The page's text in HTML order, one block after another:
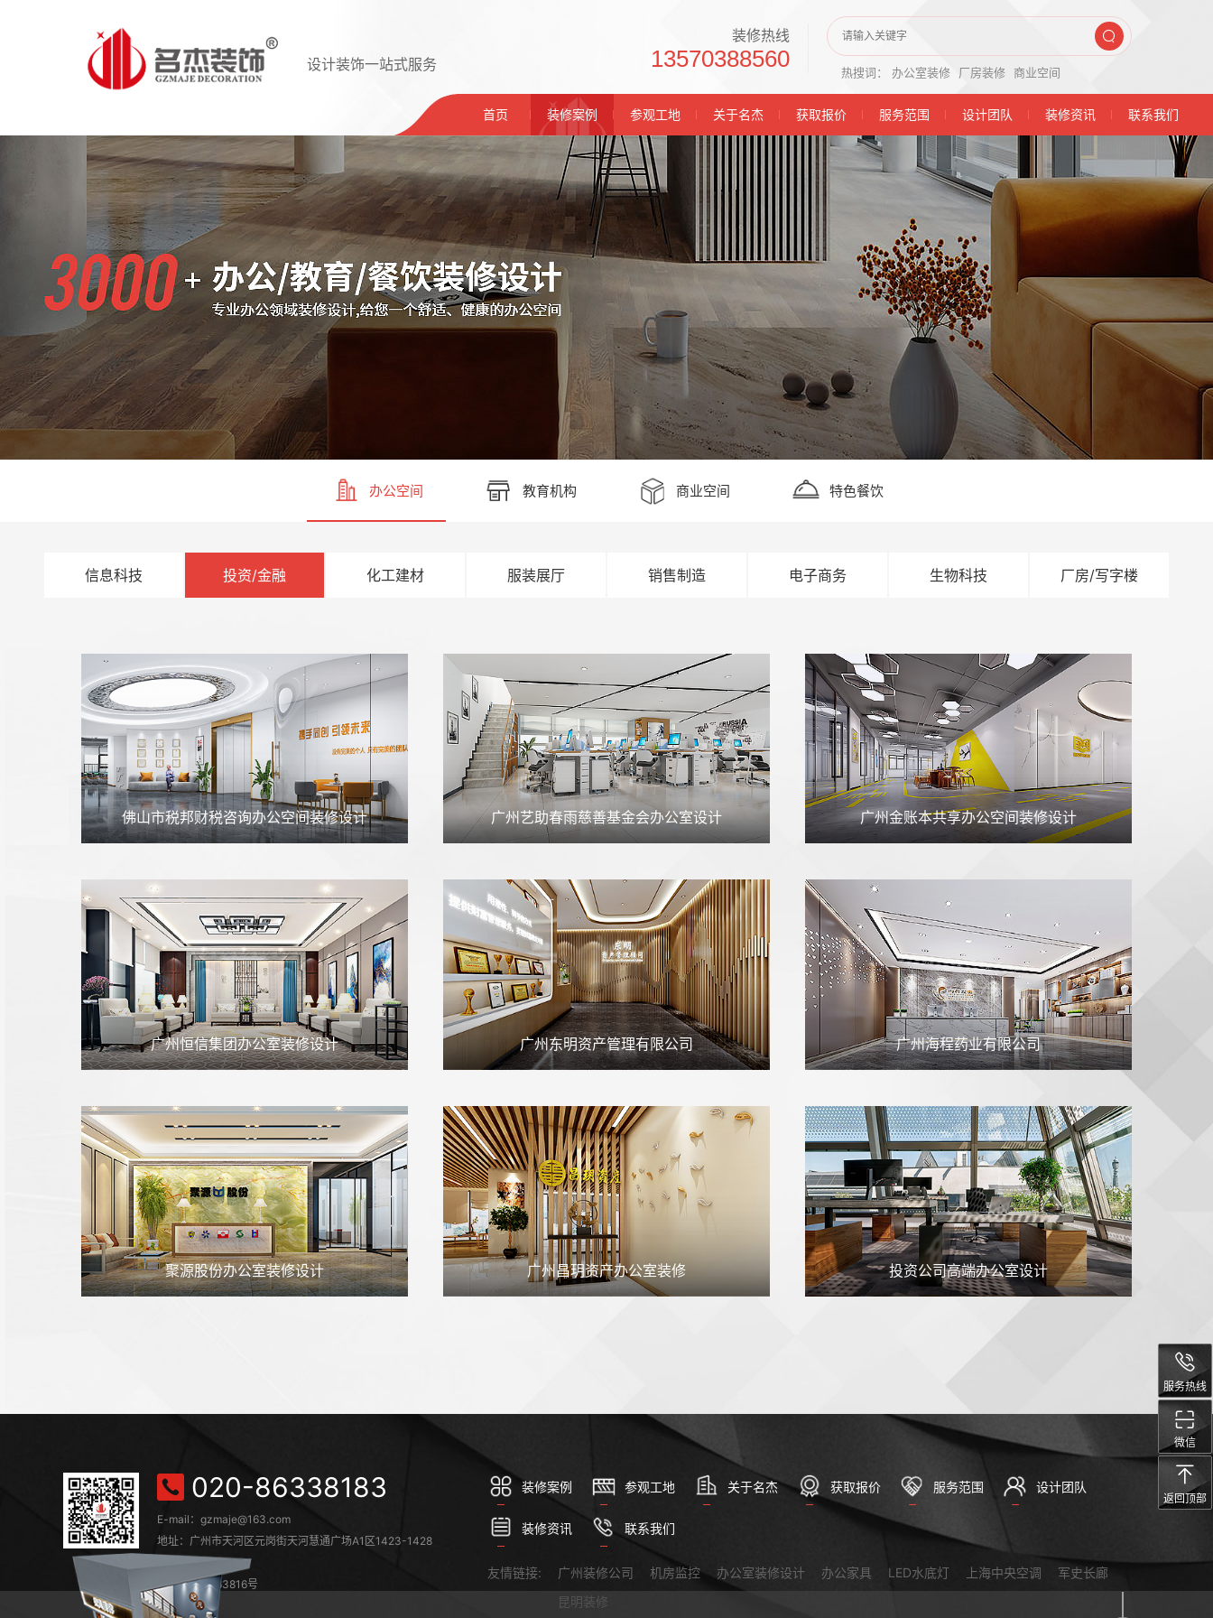
设计装饰一站式服务
装修热线
13570388560 热搜词： 办公室装修 厂房装修 商业空间
首页 装修案例 参观工地 关于名杰 获取报价 服务范围 设计团队 装修资讯 联系我们
办公空间 教育机构 商业空间 特色餐饮
信息科技 投资/金融 化工建材 服装展厅 销售制造 电子商务 生物科技 厂房/写字楼
佛山市税邦财税咨询办公空间装修设计 广州艺助春雨慈善基金会办公室设计 广州金账本共享办公空间装修设计
广州恒信集团办公室装修设计 广州东明资产管理有限公司 广州海程药业有限公司
聚源股份办公室装修设计 广州昌玥资产办公室装修 投资公司高端办公室设计
020-86338183
E-mail：gzmaje@163.com
地址：广州市天河区元岗街天河慧通广场A1区1423-1428
粤ICP备12063816号
装修案例 参观工地 关于名杰 获取报价 服务范围 设计团队
装修资讯 联系我们
友情链接: 广州装修公司 机房监控 办公室装修设计 办公家具 LED水底灯 上海中央空调
军史长廊
昆明装修
服务热线
微信
返回顶部